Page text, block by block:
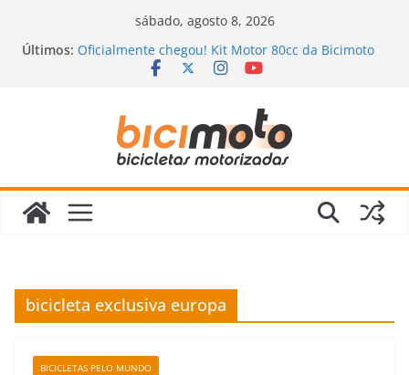
sábado, agosto 8, 2026
Últimos: Oficialmente chegou! Kit Motor 80cc da Bicimoto
Bicimoto na Chuva? Dicas para andar com
segurança
Bicicleta Motorizada: Vale a Pena Mesmo?
Revisão da Bicicleta Motorizada 2 Tempos:
Quando Fazer e Quais Itens Verificar?
bicicleta exclusiva europa
BICICLETAS PELO MUNDO